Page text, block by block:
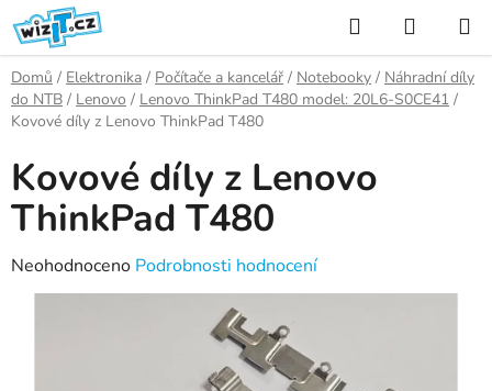
Přejít
na
obsah
Hledat
KOŠÍK
Domů / Elektronika / Počítače a kancelář / Notebooky / Náhradní díly
do NTB / Lenovo / Lenovo ThinkPad T480 model: 20L6-S0CE41 /
Kovové díly z Lenovo ThinkPad T480
Kovové díly z Lenovo
ThinkPad T480
Průměrné
hodnocení
Neohodnoceno Podrobnosti hodnocení